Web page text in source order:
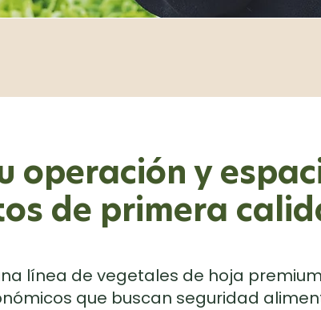
operación y
de primera
línea de vegetales de hoja
que buscan seguridad